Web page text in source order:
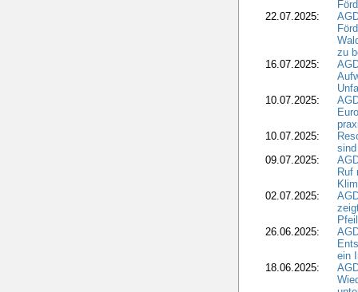
22.07.2025:
zu
16.07.2025:
10.07.2025:
10.07.2025:
09.07.2025:
Ruf
02.07.2025:
26.06.2025:
ein
18.06.2025: